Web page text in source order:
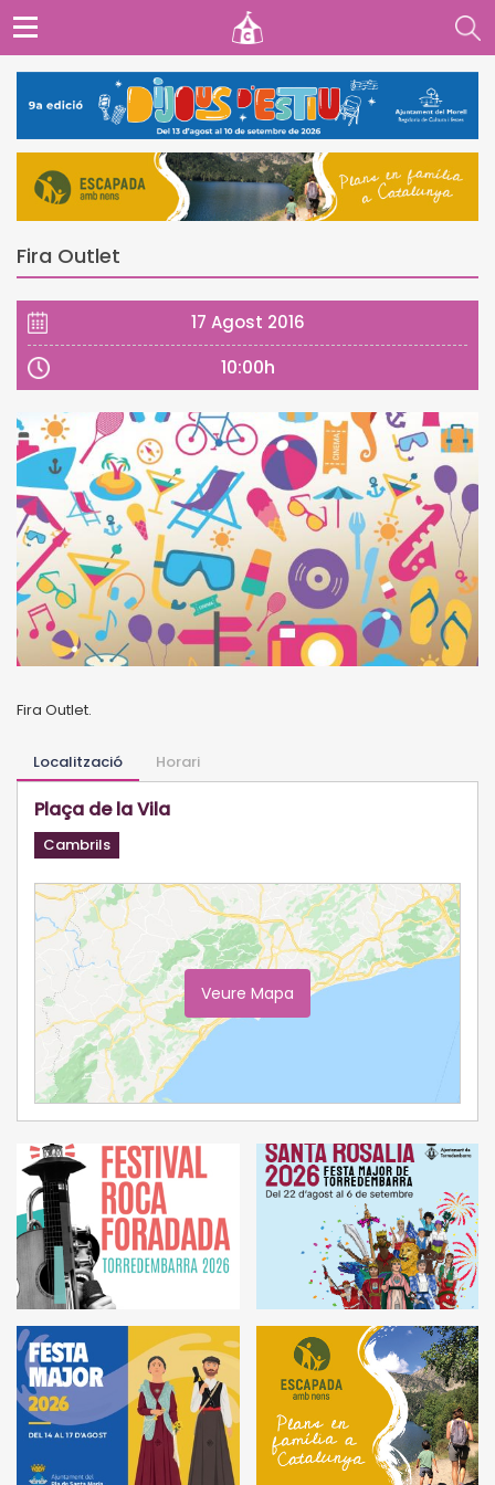
Fira Outlet
17 Agost 2016
10:00h
Fira Outlet.
Localització Horari
Plaça de la Vila
Cambrils
Veure Mapa